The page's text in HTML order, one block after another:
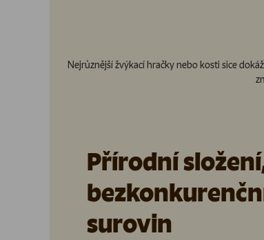
Nejrůznější žvýkací hračky nebo kosti sice
Přírodní
surovin